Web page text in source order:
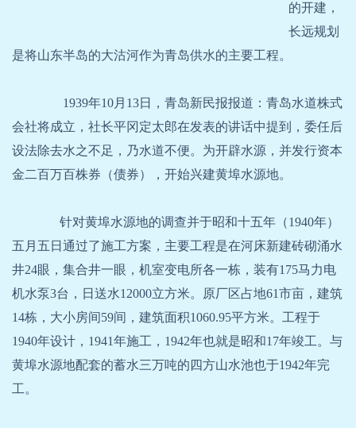
的开建，
长远规划
是将山东半岛的大沽河作为青岛供水的主要工程。
1939年10月13日，青岛新民报报道：青岛水道株式
会社将成立，社长平冈定太郎在发表的讲话中提到，委任后
设法除去水之不足，乃水道不便。为开辟水源，并发行资本
金二百万百株券（债券），开始兴建黄埠水源地。
针对黄埠水源地的调查并于昭和十五年（1940年）
五月五日通过了施工方案，主要工程是在河床新建砖砌涌水
井24眼，集合井一眼，机室变电所各一栋，装有175马力电
机水泵3台，日送水12000立方米。原厂区占地61市亩，建筑
14栋，大小房间59间，建筑面积1060.95平方米。工程于
1940年设计，1941年施工，1942年也就是昭和17年竣工。与
黄埠水源地配套的蓄水三万吨的四方山水池也于1942年完
工。